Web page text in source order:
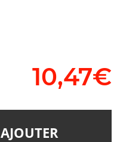
10,47€
AJOUTER